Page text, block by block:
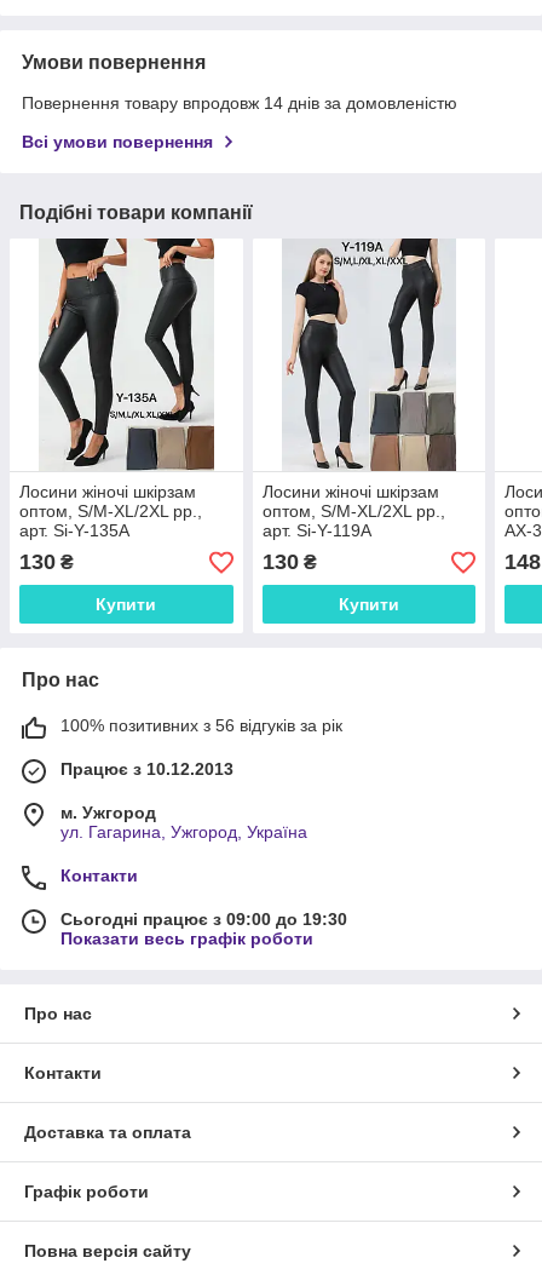
Умови повернення
Повернення товару впродовж 14 днів за домовленістю
Всі умови повернення
Подібні товари компанії
Лосини жіночі шкірзам
оптом, S/M-XL/2XL рр.,
арт. Si-Y-135A
130 ₴
Купити
Лосини жіночі шкірзам
оптом, S/M-XL/2XL рр.,
арт. Si-Y-119A
130₴
Купити
AX-
148
Про нас
100% позитивних з 56 відгуків за рік
Працює з 10.12.2013
м. Ужгород
ул. Гагарина, Ужгород, Україна
Контакти
Сьогодні працює з 09:00 до 19:30
Показати весь графік роботи
Про нас
Контакти
Доставка та оплата
Графік роботи
Повна версія сайту